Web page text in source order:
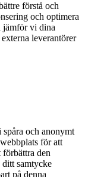
förstå och
och optimera
jämför vi dina
leverantörer
spåra och anonymt
för att
den
samtycke
på denna